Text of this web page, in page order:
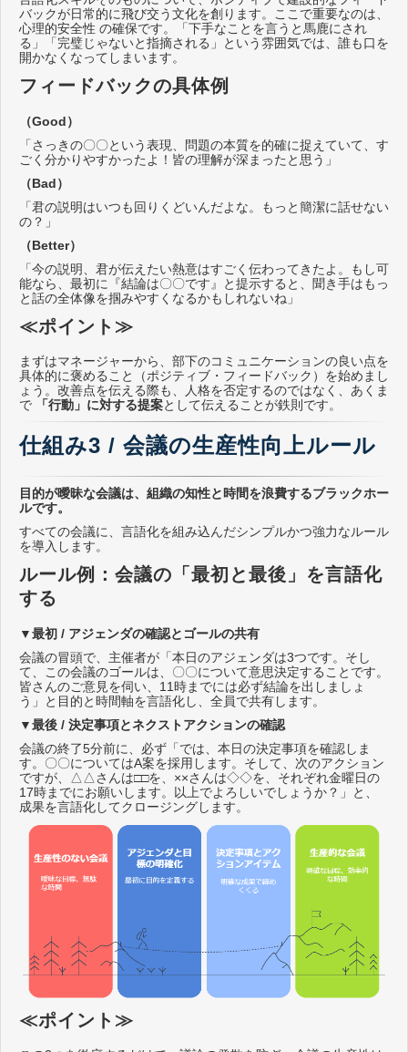
バックが日常的に飛び交う文化を創ります。ここで重要なのは、
心理的安全性 の確保です。「下手なことを言うと馬鹿にされ
る」「完璧じゃないと指摘される」という雰囲気では、誰も口を
開かなくなってしまいます。
フィードバックの具体例
（Good）
「さっきの〇〇という表現、問題の本質を的確に捉えていて、す
ごく分かりやすかったよ！皆の理解が深まったと思う」
（Bad）
「君の説明はいつも回りくどいんだよな。もっと簡潔に話せない
の？」
（Better）
「今の説明、君が伝えたい熱意はすごく伝わってきたよ。もし可
能なら、最初に『結論は〇〇です』と提示すると、聞き手はもっ
と話の全体像を掴みやすくなるかもしれないね」
≪ポイント≫
まずはマネージャーから、部下のコミュニケーションの良い点を
具体的に褒めること（ポジティブ・フィードバック）を始めまし
ょう。改善点を伝える際も、人格を否定するのではなく、あくま
で
「行動」に対する提案として伝えることが鉄則です。
仕組み3 / 会議の生産性向上ルール
目的が曖昧な会議は、組織の知性と時間を浪費するブラックホー
ルです。
すべての会議に、言語化を組み込んだシンプルかつ強力なルール
を導入します。
ルール例：会議の「最初と最後」を言語化
する
▼最初 / アジェンダの確認とゴールの共有
会議の冒頭で、主催者が「本日のアジェンダは3つです。そし
て、この会議のゴールは、〇〇について意思決定することです。
皆さんのご意見を伺い、11時までには必ず結論を出しましょ
う」と目的と時間軸を言語化し、全員で共有します。
▼最後 / 決定事項とネクストアクションの確認
会議の終了5分前に、必ず「では、本日の決定事項を確認しま
す。〇〇についてはA案を採用します。そして、次のアクション
ですが、△△さんは□□を、××さんは◇◇を、それぞれ金曜日の
17時までにお願いします。以上でよろしいでしょうか？」と、
成果を言語化してクロージングします。
≪ポイント≫